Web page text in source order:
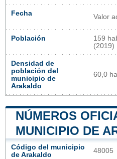
Fecha Valor
Población
159
(2019)
Densidad de
población del
municipio de
Arakaldo
60,0
NÚMEROS
MUNICIPIO DE
Código del municipio
de Arakaldo
48005